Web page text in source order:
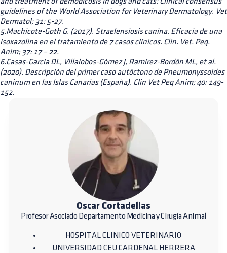
guidelines of the World Association for Veterinary Dermatology. Vet
Dermatol; 31: 5-27.
5.Machicote-Goth G. (2017). Straelensiosis canina. Eficacia de una
isoxazolina en el tratamiento de 7 casos clínicos. Clin. Vet. Peq.
Anim; 37: 17 – 22.
6.Casas-Garcia DL, Villalobos-Gómez J, Ramírez-Bordón ML, et al.
(2020). Descripción del primer caso autóctono de Pneumonyssoides
caninum en las Islas Canarias (España). Clin Vet Peq Anim; 40: 149-
152.
Oscar Cortadellas
Profesor Asociado Departamento Medicina y Cirugía Animal
HOSPITAL CLINICO VETERINARIO
UNIVERSIDAD CEU CARDENAL HERRERA